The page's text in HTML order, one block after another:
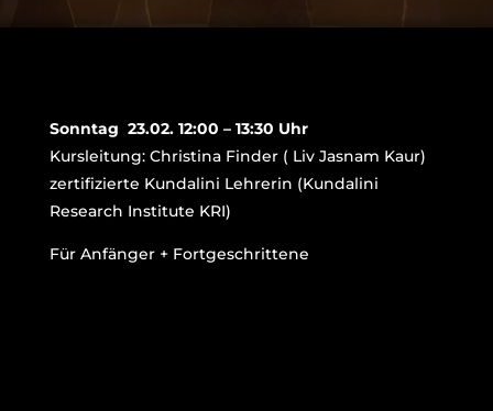
Sonntag 23.02. 12:00 – 13:30 Uhr
Kursleitung: Christina Finder ( Liv Jasnam Kaur)
zertifizierte Kundalini Lehrerin (Kundalini
Research Institute KRI)
Für Anfänger + Fortgeschrittene